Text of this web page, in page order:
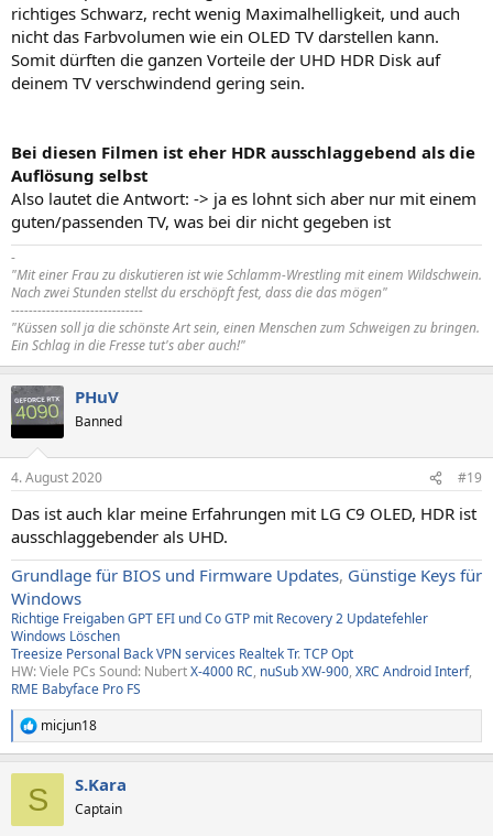
richtiges Schwarz, recht wenig Maximalhelligkeit, und auch
nicht das Farbvolumen wie ein OLED TV darstellen kann.
Somit dürften die ganzen Vorteile der UHD HDR Disk auf
deinem TV verschwindend gering sein.
Bei diesen Filmen ist eher HDR ausschlaggebend als die
Auflösung selbst
Also lautet die Antwort: -> ja es lohnt sich aber nur mit einem
guten/passenden TV, was bei dir nicht gegeben ist
-
"Mit einer Frau zu diskutieren ist wie Schlamm-Wrestling mit einem Wildschwein.
Nach zwei Stunden stellst du erschöpft fest, dass die das mögen"
------------------------------
"Küssen soll ja die schönste Art sein, einen Menschen zum Schweigen zu bringen.
Ein Schlag in die Fresse tut's aber auch!"
PHuV
Banned
4. August 2020 #19
Das ist auch klar meine Erfahrungen mit LG C9 OLED, HDR ist
ausschlaggebender als UHD.
Grundlage für BIOS und Firmware Updates, Günstige Keys für
Windows
Richtige FreigabenGPT EFI und CoGTP mit Recovery2 Updatefehler
Windows Löschen
Treesize Personal BackVPN services Realtek Tr.TCP Opt
HW: Viele PCs Sound: NubertX-4000 RC, nuSub XW-900, XRC Android Interf,
RME Babyface Pro FS
R
e
micjun18
S S.Kara
Captain